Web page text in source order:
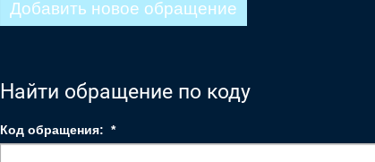
Добавить новое обращение
Найти обращение по коду
Код обращения: *